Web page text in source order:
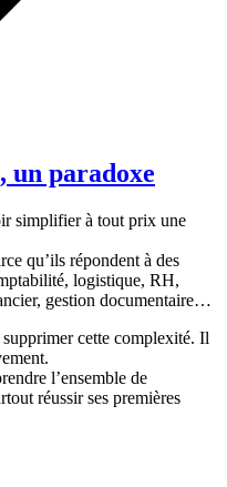
un paradoxe
simplifier à tout prix une
qu’ils répondent à des
logistique, RH,
gestion documentaire…
supprimer cette complexité. Il
l’ensemble de
réussir ses premières